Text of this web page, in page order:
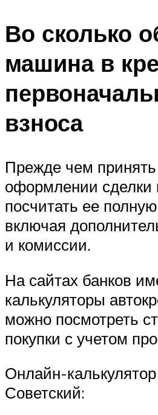
Во сколько
машина в
взноса
Прежде чем
оформлении сделки
посчитать ее
включая
и комиссии.
На сайтах банков
калькуляторы
можно посмотреть
покупки с учетом
Онлайн-
Советский: